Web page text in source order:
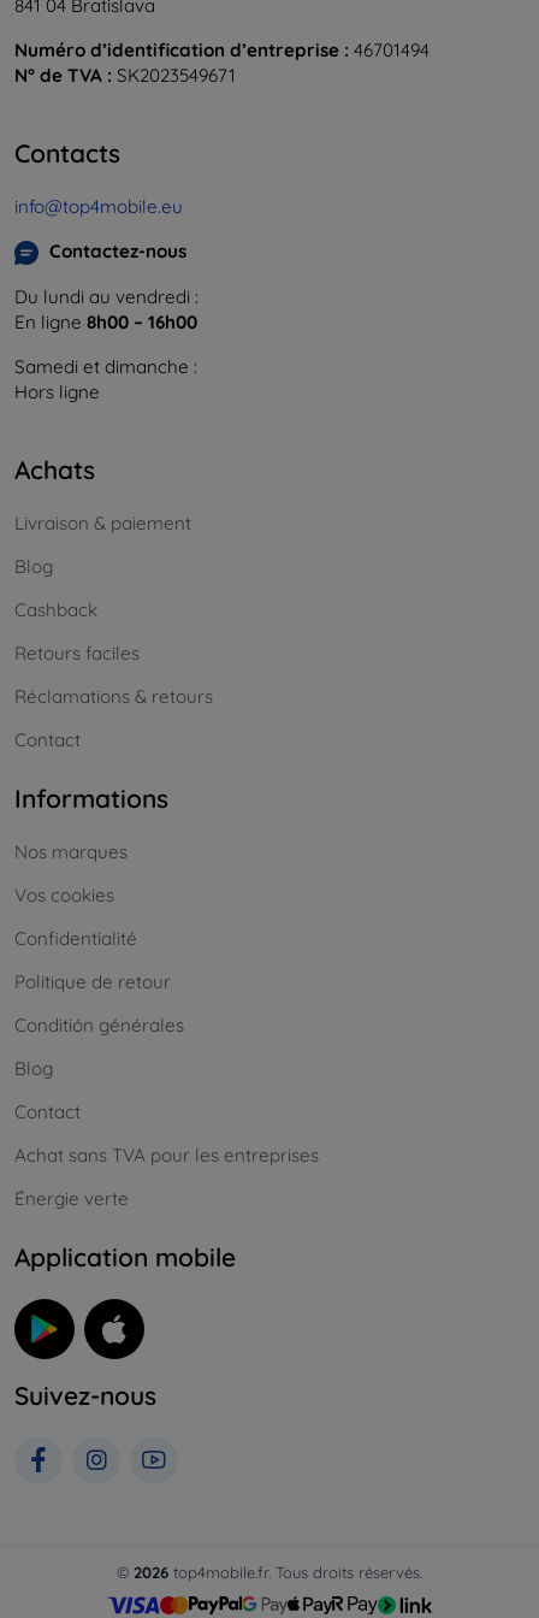
841 04 Bratislava
Numéro d’identification d’entreprise : 46701494
N° de TVA : SK2023549671
Contacts
info@top4mobile.eu
Contactez-nous
Du lundi au vendredi :
En ligne 8h00 – 16h00
Samedi et dimanche :
Hors ligne
Achats
Livraison & paiement
Blog
Cashback
Retours faciles
Réclamations & retours
Contact
Informations
Nos marques
Vos cookies
Confidentialité
Politique de retour
Conditión générales
Blog
Contact
Achat sans TVA pour les entreprises
Énergie verte
Application mobile
Suivez-nous
© 2026 top4mobile.fr. Tous droits réservés.